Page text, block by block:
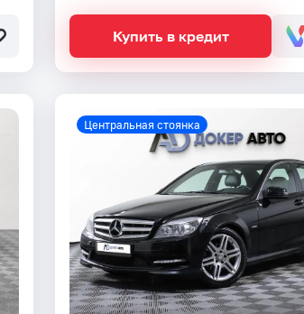
Купить в кредит
Центральная стоянка